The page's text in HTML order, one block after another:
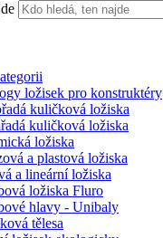
ložisek pro konstruktéry
kuličková ložiska
kuličková ložiska
ložiska
a plastová ložiska
a lineární ložiska
ložiska Fluro
hlavy - Unibaly
tělesa